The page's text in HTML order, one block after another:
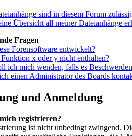
sind in diesem Forum
Übersicht all meiner Dateianhänge
Fragen
Forensoftware entwickelt?
x oder y nicht enthalten?
ich mich wenden, falls es
einen Administrator des Boards
und Anmeldung
registrieren?
ist nicht unbedingt zwingend.